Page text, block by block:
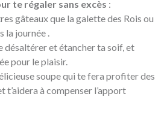
te régaler sans excès :
gâteaux que la galette des Rois ou
la journée .
désaltérer et étancher ta soif, et
pour le plaisir.
soupe qui te fera profiter des
t’aidera à compenser l’apport